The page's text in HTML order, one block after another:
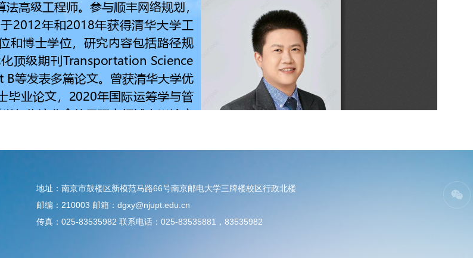
地址：南京市鼓楼区新模范马路66号南京邮电大学三牌楼校区行政北楼
邮编：210003 邮箱：dgxy@njupt.edu.cn
传真：025-83535982 联系电话：025-83535881，83535982